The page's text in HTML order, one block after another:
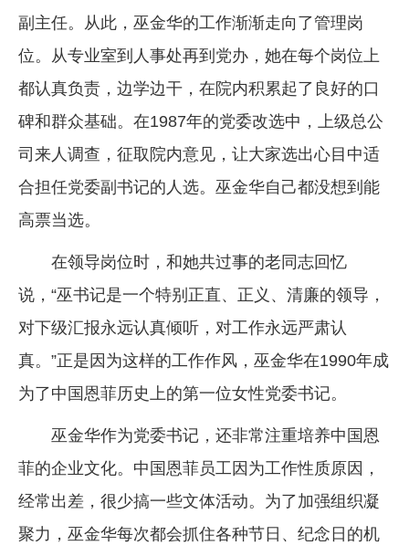
副主任。从此，巫金华的工作渐渐走向了管理岗
位。从专业室到人事处再到党办，她在每个岗位上
都认真负责，边学边干，在院内积累起了良好的口
碑和群众基础。在1987年的党委改选中，上级总公
司来人调查，征取院内意见，让大家选出心目中适
合担任党委副书记的人选。巫金华自己都没想到能
高票当选。
在领导岗位时，和她共过事的老同志回忆
说，“巫书记是一个特别正直、正义、清廉的领导，
对下级汇报永远认真倾听，对工作永远严肃认
真。”正是因为这样的工作作风，巫金华在1990年成
为了中国恩菲历史上的第一位女性党委书记。
巫金华作为党委书记，还非常注重培养中国恩
菲的企业文化。中国恩菲员工因为工作性质原因，
经常出差，很少搞一些文体活动。为了加强组织凝
聚力，巫金华每次都会抓住各种节日、纪念日的机